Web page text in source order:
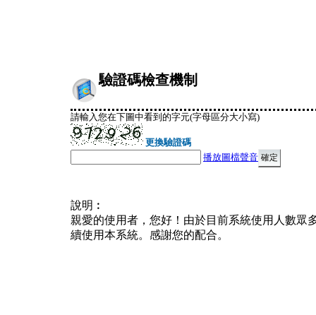
驗證碼檢查機制
請輸入您在下圖中看到的字元(字母區分大小寫)
更換驗證碼
播放圖檔聲音
說明︰
親愛的使用者，您好！由於目前系統使用人數眾
續使用本系統。感謝您的配合。